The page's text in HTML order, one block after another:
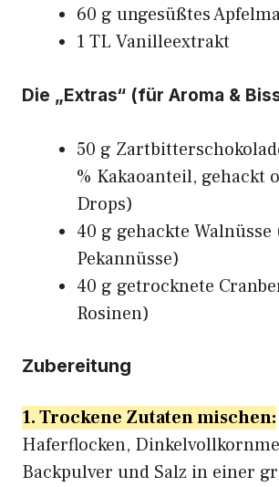
60 g ungesüßtes
1 TL Vanilleextrakt
Die „Extras“ (für Aroma &
50 g
% Kakaoanteil, gehackt
Drops)
40 g gehackte Walnüsse
Pekannüsse)
40 g getrocknete
Rosinen)
Zubereitung
1. Trockene Zutaten mischen:
Haferflocken,
Backpulver und Salz in einer